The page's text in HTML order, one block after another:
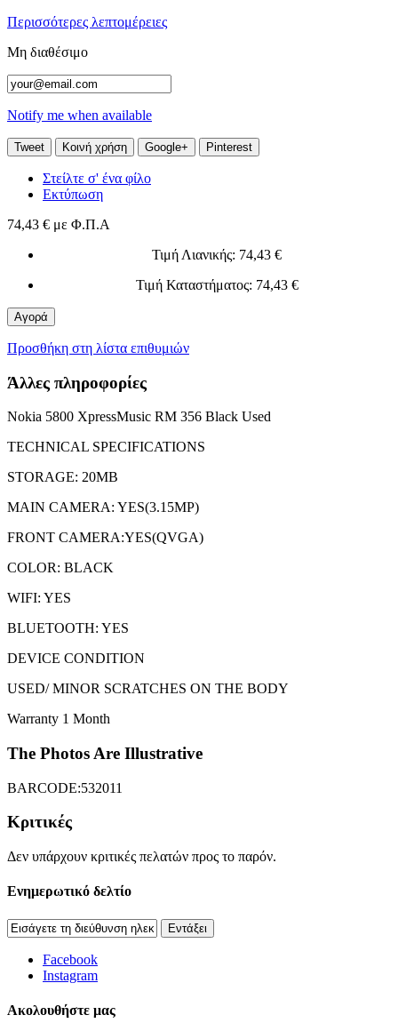
Περισσότερες λεπτομέρειες
Μη διαθέσιμο
Notify me when available
Tweet Κοινή χρήση Google+ Pinterest
Στείλτε σ' ένα φίλο
Εκτύπωση
74,43 € με Φ.Π.Α
Τιμή Λιανικής: 74,43 €
Τιμή Καταστήματος: 74,43 €
Αγορά
Προσθήκη στη λίστα επιθυμιών
Άλλες πληροφορίες
Nokia 5800 XpressMusic RM 356 Black Used
TECHNICAL SPECIFICATIONS
STORAGE: 20MB
MAIN CAMERA: YES(3.15MP)
FRONT CAMERA:YES(QVGA)
COLOR: BLACK
WIFI: YES
BLUETOOTH: YES
DEVICE CONDITION
USED/ MINOR SCRATCHES ON THE BODY
Warranty 1 Month
The Photos Are Illustrative
BARCODE:532011
Κριτικές
Δεν υπάρχουν κριτικές πελατών προς το παρόν.
Ενημερωτικό δελτίο
Εντάξει
Facebook
Instagram
Aκολουθήστε μας